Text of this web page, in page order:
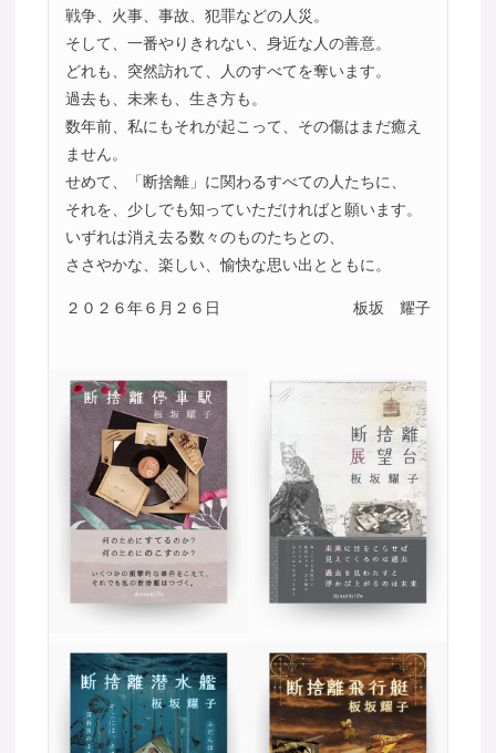
戦争、火事、事故、犯罪などの人災。
そして、一番やりきれない、身近な人の善意。
どれも、突然訪れて、人のすべてを奪います。
過去も、未来も、生き方も。
数年前、私にもそれが起こって、その傷はまだ癒え
ません。
せめて、「断捨離」に関わるすべての人たちに、
それを、少しでも知っていただければと願います。
いずれは消え去る数々のものたちとの、
ささやかな、楽しい、愉快な思い出とともに。
２０２６年６月２６日 板坂 耀子